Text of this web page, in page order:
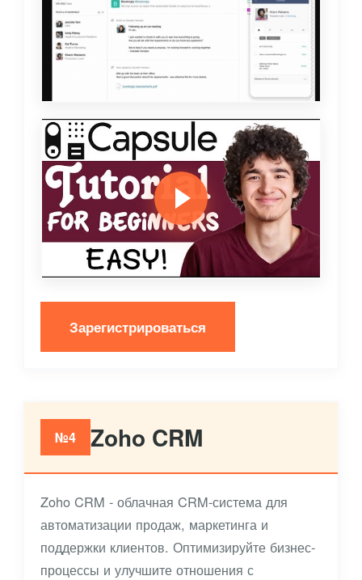
Зарегистрироваться
№4 Zoho CRM
Zoho CRM - облачная CRM-система для
автоматизации продаж, маркетинга и
поддержки клиентов. Оптимизируйте бизнес-
процессы и улучшите отношения с